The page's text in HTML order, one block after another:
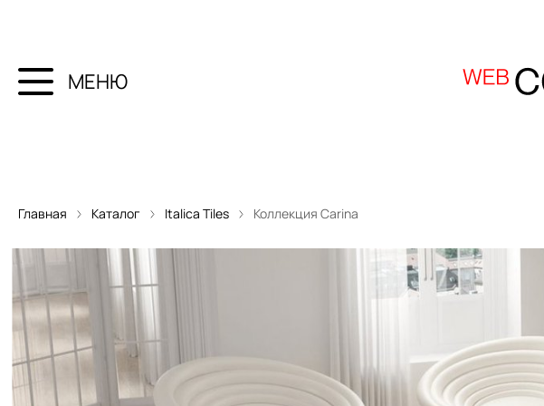
МЕНЮ
Главная Каталог Italica Tiles Коллекция Carina